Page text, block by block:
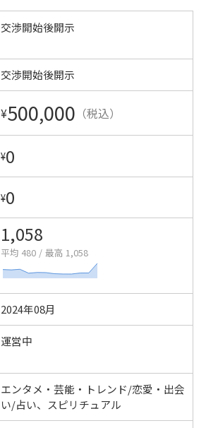
交渉開始後開示
交渉開始後開示
¥500,000 （税込）
¥0
¥0
1,058
平均 480 / 最高 1,058
2024年08月
運営中
エンタメ・芸能・トレンド/恋愛・出会
い/占い、スピリチュアル